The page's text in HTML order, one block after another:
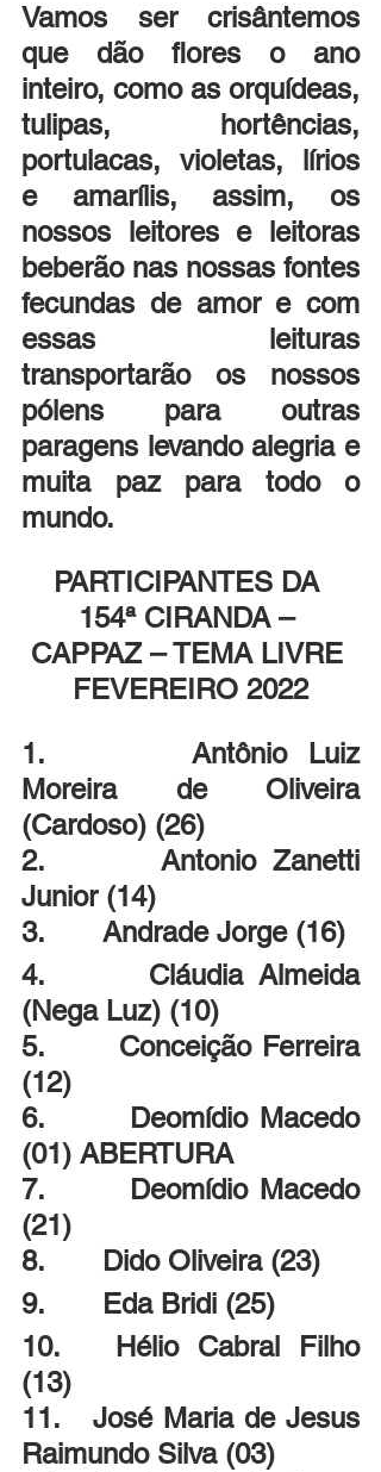
Vamos ser crisântemos
que dão flores o ano
inteiro, como as orquídeas,
tulipas, hortências,
portulacas, violetas, lírios
e amarílis, assim, os
nossos leitores e leitoras
beberão nas nossas fontes
fecundas de amor e com
essas leituras
transportarão os nossos
pólens para outras
paragens levando alegria e
muita paz para todo o
mundo.
PARTICIPANTES DA
154ª CIRANDA –
CAPPAZ – TEMA LIVRE
FEVEREIRO 2022
1.       Antônio Luiz
Moreira de Oliveira
(Cardoso) (26)
2.       Antonio Zanetti
Junior (14)
3.       Andrade Jorge (16)
4.       Cláudia Almeida
(Nega Luz) (10)
5.       Conceição Ferreira
(12)
6.       Deomídio Macedo
(01) ABERTURA
7.       Deomídio Macedo
(21)
8.       Dido Oliveira (23)
9.       Eda Bridi (25)
10.   Hélio Cabral Filho
(13)
11.   José Maria de Jesus
Raimundo Silva (03)